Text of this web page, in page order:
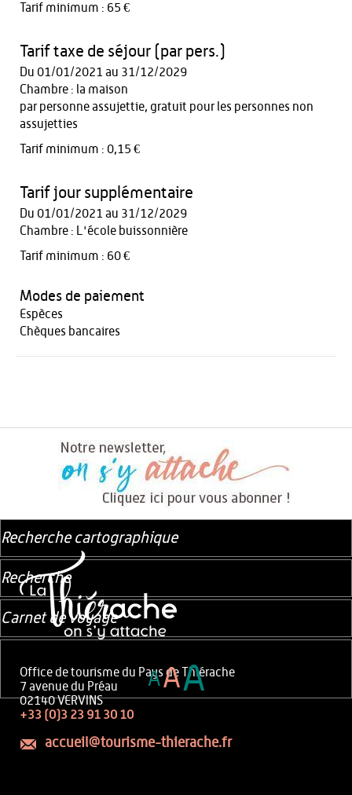
Tarif minimum : 65 €
Tarif taxe de séjour (par pers.)
Du 01/01/2021 au 31/12/2029
Chambre : la maison
par personne assujettie, gratuit pour les personnes non
assujetties
Tarif minimum : 0,15 €
Tarif jour supplémentaire
Du 01/01/2021 au 31/12/2029
Chambre : L'école buissonnière
Tarif minimum : 60 €
Modes de paiement
Espèces
Chèques bancaires
Office de tourisme du Pays de Thiérache
7 avenue du Préau
02140 VERVINS
+33 (0)3 23 91 30 10
accueil@tourisme-thierache.fr
Recherche cartographique
Recherche
Carnet de voyage
AAA